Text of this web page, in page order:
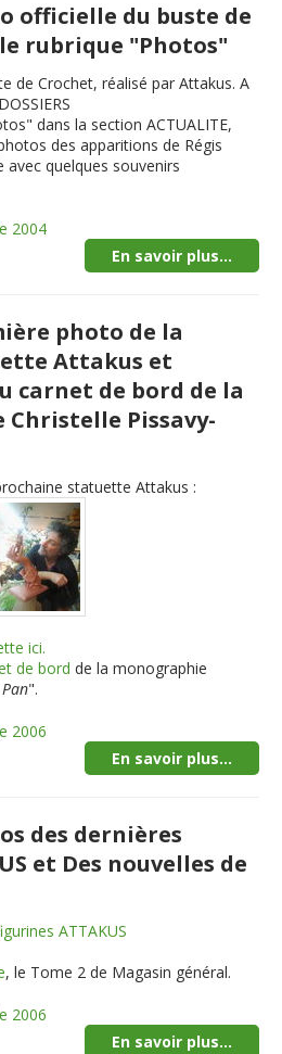
officielle du buste de
rubrique "Photos"
de Crochet, réalisé par Attakus. A
dans la section ACTUALITE,
des apparitions de Régis
avec quelques souvenirs
2004
En savoir plus...
photo de la
Attakus et
carnet de bord de la
Pissavy-
statuette Attakus :
ici.
de bord de la monographie
".
2006
En savoir plus...
des dernières
et Des nouvelles de
ATTAKUS
, le Tome 2 de Magasin général.
2006
En savoir plus...